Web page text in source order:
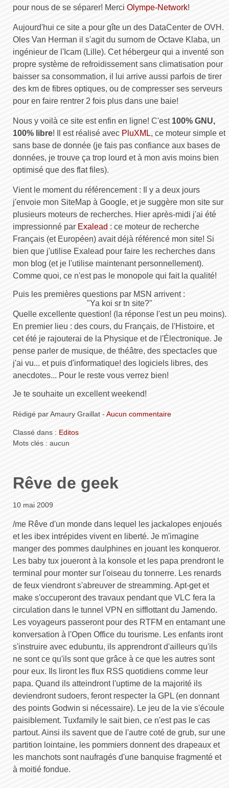
pour nous de se séparer! Merci Olympe-Network!
Aujourd'hui ce site a pour gîte un des DataCenter de OVH.
Oles Van Herman il s'agit du surnom de Octave Klaba, un
ingénieur de l'Icam (Lille). Cet hébergeur qui a inventé son
propre système de refroidissement sans climatisation pour
baisser sa consommation, il lui arrive aussi parfois de tirer
des km de fibres optiques, ou de compresser ses serveurs
pour en faire rentrer 2 fois plus dans une baie!
Nous y voilà ce site est enfin en ligne! C'est 100% GNU,
100% libre! Il est réalisé avec PluXML, ce moteur simple et
sans base de donnée (je fais pas confiance aux bases de
données, je trouve ça trop lourd et à mon avis moins bien
optimisé que des flat files).
Vient le moment du référencement : Il y a deux jours
j'envoie mon SiteMap à Google, et je suggère mon site sur
plusieurs moteurs de recherches. Hier après-midi j'ai été
impressionné par Exalead : ce moteur de recherche
Français (et Européen) avait déjà référencé mon site! Si
bien que j'utilise Exalead pour faire les recherches dans
mon blog (et je l'utilise maintenant personnellement).
Comme quoi, ce n'est pas le monopole qui fait la qualité!
Puis les premières questions par MSN arrivent :
"Ya koi sr tn site?"
Quelle excellente question! (la réponse l'est un peu moins).
En premier lieu : des cours, du Français, de l'Histoire, et
cet été je rajouterai de la Physique et de l'Électronique. Je
pense parler de musique, de théâtre, des spectacles que
j'ai vu... et puis d'informatique! des logiciels libres, des
anecdotes... Pour le reste vous verrez bien!
Je te souhaite un excellent weekend!
Rédigé par Amaury Graillat - Aucun commentaire
Classé dans : Editos
Mots clés : aucun
Rêve de geek
10 mai 2009
/me Rêve d'un monde dans lequel les jackalopes enjoués
et les ibex intrépides vivent en liberté. Je m'imagine
manger des pommes daulphines en jouant les konqueror.
Les baby tux joueront à la konsole et les papa prendront le
terminal pour monter sur l'oiseau du tonnerre. Les renards
de feux viendront s'abreuver de streamming. Apt-get et
make s'occuperont des travaux pendant que VLC fera la
circulation dans le tunnel VPN en sifflottant du Jamendo.
Les voyageurs passeront pour des RTFM en entamant une
konversation à l'Open Office du tourisme. Les enfants iront
s'instruire avec edubuntu, ils apprendront d'ailleurs qu'ils
ne sont ce qu'ils sont que grâce à ce que les autres sont
pour eux. Ils liront les flux RSS quotidiens comme leur
papa. Quand ils atteindront l'uptime de la majorité ils
deviendront sudoers, feront respecter la GPL (en donnant
des points Godwin si nécessaire). Le jeu de la vie s'écoule
paisiblement. Tuxfamily le sait bien, ce n'est pas le cas
partout. Ainsi ils savent que de l'autre coté de grub, sur une
partition lointaine, les pommiers donnent des drapeaux et
les manchots sont naufragés d'une banquise fragmenté et
à moitié fondue.